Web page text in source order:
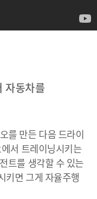
자동차를
를 만든 다음 드라이
서 트레이닝시키는
트를 생각할 수 있는
키면 그게 자율주행